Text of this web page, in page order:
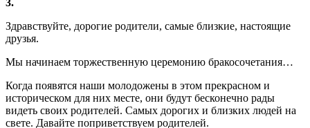
3.
Здравствуйте, дорогие родители, самые близкие, настоящие
друзья.
Мы начинаем торжественную церемонию бракосочетания…
Когда появятся наши молодожены в этом прекрасном и
историческом для них месте, они будут бесконечно рады
видеть своих родителей. Самых дорогих и близких людей на
свете. Давайте поприветствуем родителей.